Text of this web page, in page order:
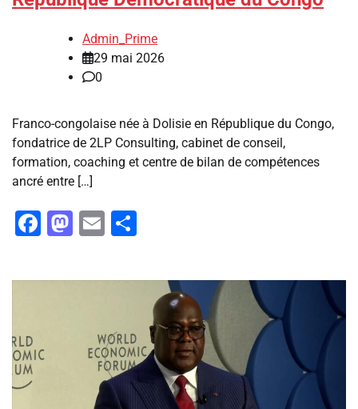
Admin_Prime
29 mai 2026
0
Franco-congolaise née à Dolisie en République du Congo,
fondatrice de 2LP Consulting, cabinet de conseil,
formation, coaching et centre de bilan de compétences
ancré entre […]
Facebook
Mastodon
Email